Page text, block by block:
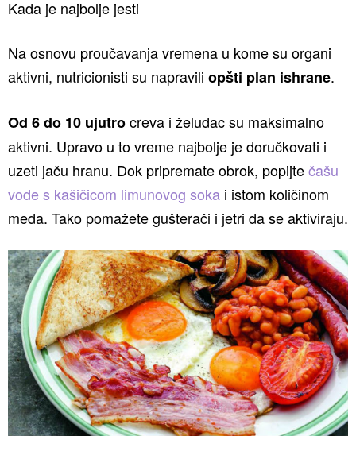
Kada je najbolje jesti
Na osnovu proučavanja vremena u kome su organi
aktivni, nutricionisti su napravili opšti plan ishrane.
Od 6 do 10 ujutrocreva i želudac su maksimalno
aktivni. Upravo u to vreme najbolje je doručkovati i
uzeti jaču hranu. Dok pripremate obrok, popijtečašu
vode s kašičicom limunovog soka i istom količinom
meda. Tako pomažete gušterači i jetri da se aktiviraju.